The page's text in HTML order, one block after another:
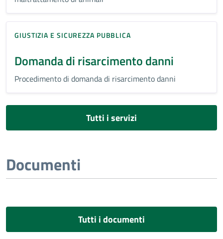
GIUSTIZIA E SICUREZZA PUBBLICA
Domanda di risarcimento danni
Procedimento di domanda di risarcimento danni
Tutti i servizi
Documenti
Tutti i documenti